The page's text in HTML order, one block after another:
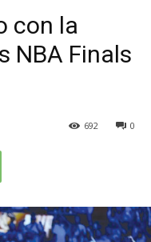
con la
NBA Finals
0
692